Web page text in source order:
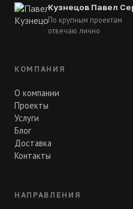
Кузнецов Павел
По крупным проектам
отвечаю лично
КОМПАНИЯ
О компании
Проекты
Услуги
Блог
Доставка
Контакты
НАПРАВЛЕНИЯ